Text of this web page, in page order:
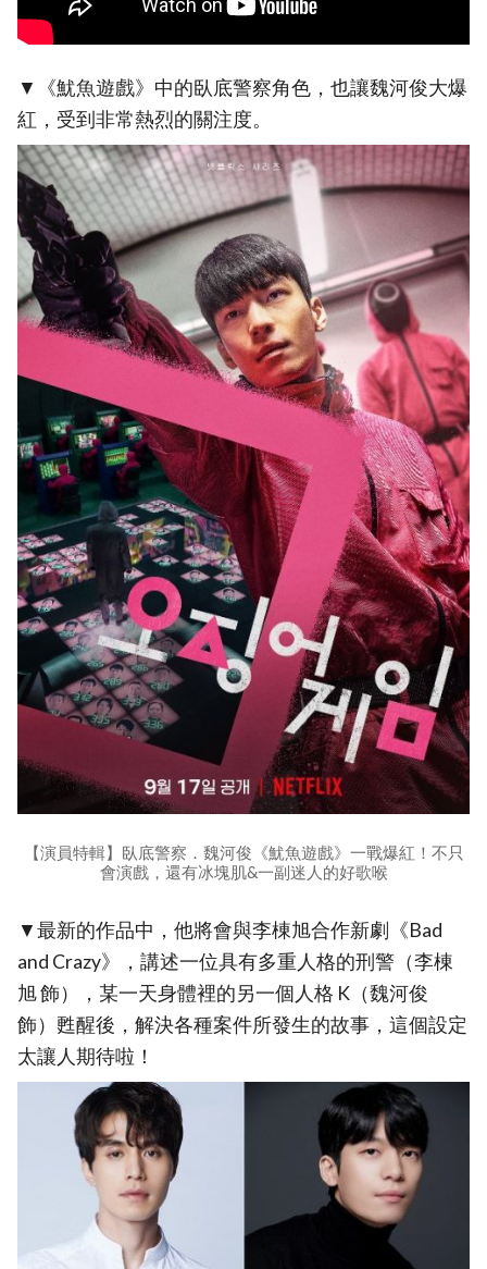
▼《魷魚遊戲》中的臥底警察角色，也讓魏河俊大爆
紅，受到非常熱烈的關注度。
【演員特輯】臥底警察．魏河俊《魷魚遊戲》一戰爆紅！不只
會演戲，還有冰塊肌&一副迷人的好歌喉
▼最新的作品中，他將會與李棟旭合作新劇《Bad
and Crazy》，講述一位具有多重人格的刑警（李棟
旭 飾），某一天身體裡的另一個人格 K（魏河俊
飾）甦醒後，解決各種案件所發生的故事，這個設定
太讓人期待啦！